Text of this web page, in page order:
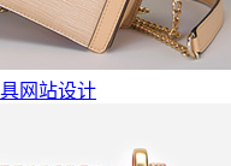
网站设计